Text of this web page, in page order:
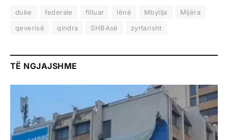
duke federale filluar lënë Mbyllja
Mijëra
qeverisë
qindra SHBAsë zyrtarisht
TË NGJAJSHME